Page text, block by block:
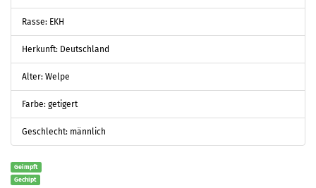
Rasse: EKH
Herkunft: Deutschland
Alter: Welpe
Farbe: getigert
Geschlecht: männlich
Geimpft
Gechipt